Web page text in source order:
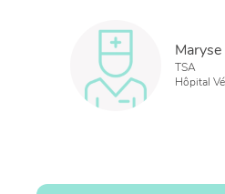
Maryse
TSA
Hôpital